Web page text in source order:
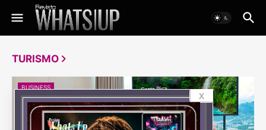
TURISMO
BUSINESS
x